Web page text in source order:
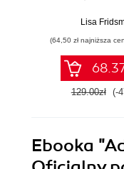
Lisa
(64,50 zł najniższa
129.00zł (-
Ebooka